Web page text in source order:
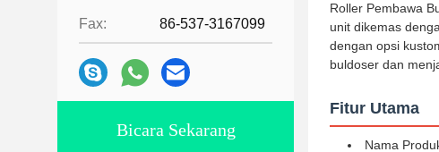
Fax: 86-537-3167099
Bicara Sekarang
Roller Pembawa
unit dikemas
dengan opsi
buldoser dan
Fitur Utama
Nama